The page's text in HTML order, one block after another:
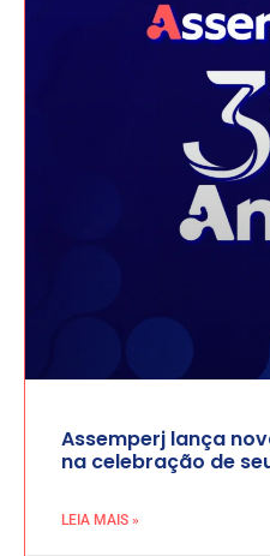
Assemperj lança
na celebração de
LEIA MAIS »